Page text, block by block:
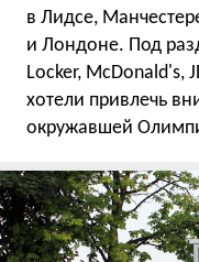
в Лидсе,
и Лондоне. Под
Locker, McDonald's,
хотели привлечь
окружавшей